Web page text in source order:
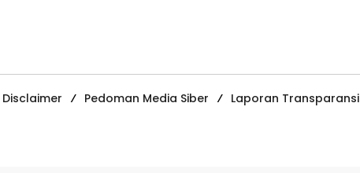
Disclaimer Pedoman Media Siber
Laporan Transparansi